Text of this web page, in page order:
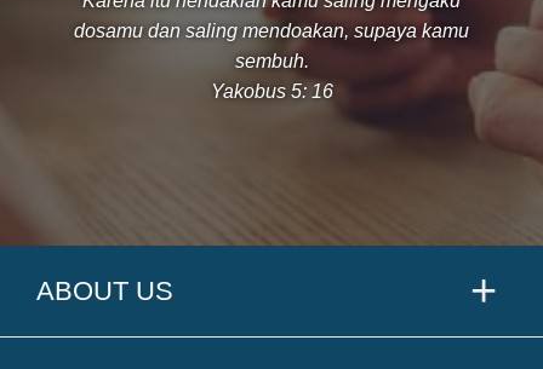
dosamu dan saling mendoakan, supaya kamu
sembuh.
Yakobus 5: 16
ABOUT US